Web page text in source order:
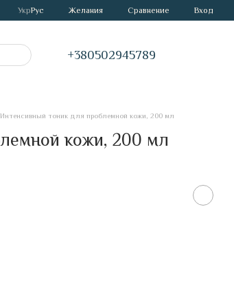
УкрРус Желания Сравнение Вход
+380502945789
Интенсивный тоник для проблемной кожи, 200 мл
кожи, 200 мл